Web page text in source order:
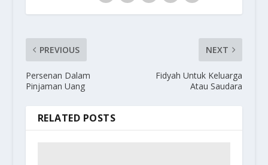
PREVIOUS
Persenan Dalam
Pinjaman Uang
NEXT
Fidyah Untuk Keluarga
Atau Saudara
RELATED POSTS